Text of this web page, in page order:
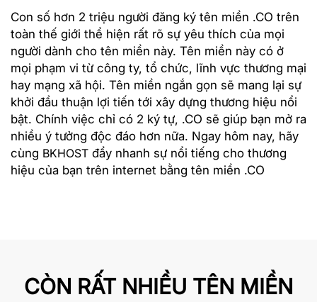
Con số hơn 2 triệu người đăng ký tên miền .CO trên
toàn thế giới thể hiện rất rõ sự yêu thích của mọi
người dành cho tên miền này. Tên miền này có ở
mọi phạm vi từ công ty, tổ chức, lĩnh vực thương mại
hay mạng xã hội. Tên miền ngắn gọn sẽ mang lại sự
khởi đầu thuận lợi tiến tới xây dựng thương hiệu nổi
bật. Chính việc chỉ có 2 ký tự, .CO sẽ giúp bạn mở ra
nhiều ý tưởng độc đáo hơn nữa. Ngay hôm nay, hãy
cùng BKHOST đẩy nhanh sự nổi tiếng cho thương
hiệu của bạn trên internet bằng tên miền .CO
CÒN RẤT NHIỀU TÊN MIỀN